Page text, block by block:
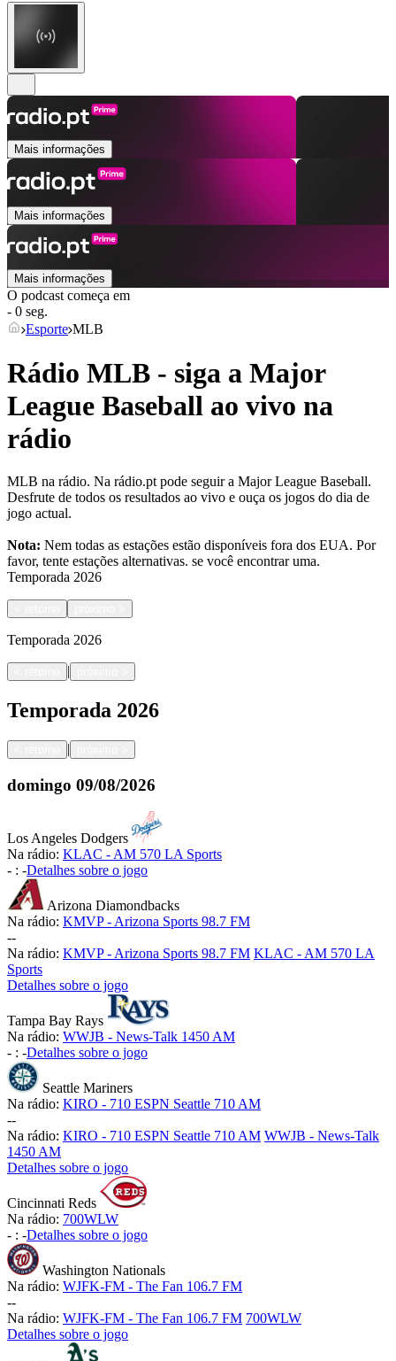
Mais informações
Mais informações
Mais informações
O podcast começa em
- 0 seg.
Esporte MLB
Rádio MLB - siga a Major
League Baseball ao vivo na
rádio
MLB na rádio. Na rádio.pt pode seguir a Major League Baseball.
Desfrute de todos os resultados ao vivo e ouça os jogos do dia de
jogo actual.
Nota: Nem todas as estações estão disponíveis fora dos EUA. Por
favor, tente estações alternativas. se você encontrar uma.
Temporada 2026
Temporada 2026
|
Temporada 2026
|
domingo 09/08/2026
Los Angeles Dodgers
Na rádio: KLAC - AM 570 LA Sports
- : -Detalhes sobre o jogo
Arizona Diamondbacks
Na rádio: KMVP - Arizona Sports 98.7 FM
--
Na rádio: KMVP - Arizona Sports 98.7 FM KLAC - AM 570 LA
Sports
Detalhes sobre o jogo
Tampa Bay Rays
Na rádio: WWJB - News-Talk 1450 AM
- : -Detalhes sobre o jogo
Seattle Mariners
Na rádio: KIRO - 710 ESPN Seattle 710 AM
--
Na rádio: KIRO - 710 ESPN Seattle 710 AM WWJB - News-Talk
1450 AM
Detalhes sobre o jogo
Cincinnati Reds
Na rádio: 700WLW
- : -Detalhes sobre o jogo
Washington Nationals
Na rádio: WJFK-FM - The Fan 106.7 FM
--
Na rádio: WJFK-FM - The Fan 106.7 FM 700WLW
Detalhes sobre o jogo